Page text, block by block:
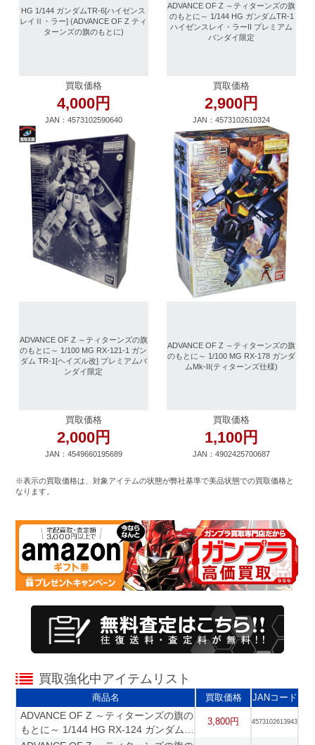
HG 1/144 ガンダムTR-6[ハイゼンス
レイⅡ・ラー] (ADVANCE OF Z ティ
ターンズの旗のもとに)
買取価格
4,000円
JAN：4573102590640
ADVANCE OF Z ～ティターンズの旗
のもとに～ 1/144 HG ガンダムTR-1
ハイゼンスレイ・ラーII プレミアム
バンダイ限定
買取価格
2,900円
JAN：4573102610324
ADVANCE OF Z ～ティターンズの旗
のもとに～ 1/100 MG RX-121-1 ガン
ダム TR-1[ヘイズル改] プレミアムバ
ンダイ限定
買取価格
2,000円
JAN：4549660195689
ADVANCE OF Z ～ティターンズの旗
のもとに～ 1/100 MG RX-178 ガンダ
ムMk-II(ティターンズ仕様)
買取価格
1,100円
JAN：4902425700687
※表示の買取価格は、対象アイテムの状態が弊社基準で美品状態での買取価格と
なります。
買取強化中アイテムリスト
商品名 買取価格 JANコード
ADVANCE OF Z ～ティターンズの旗の
もとに～ 1/144 HG RX-124 ガンダム
3,800円 4573102613943